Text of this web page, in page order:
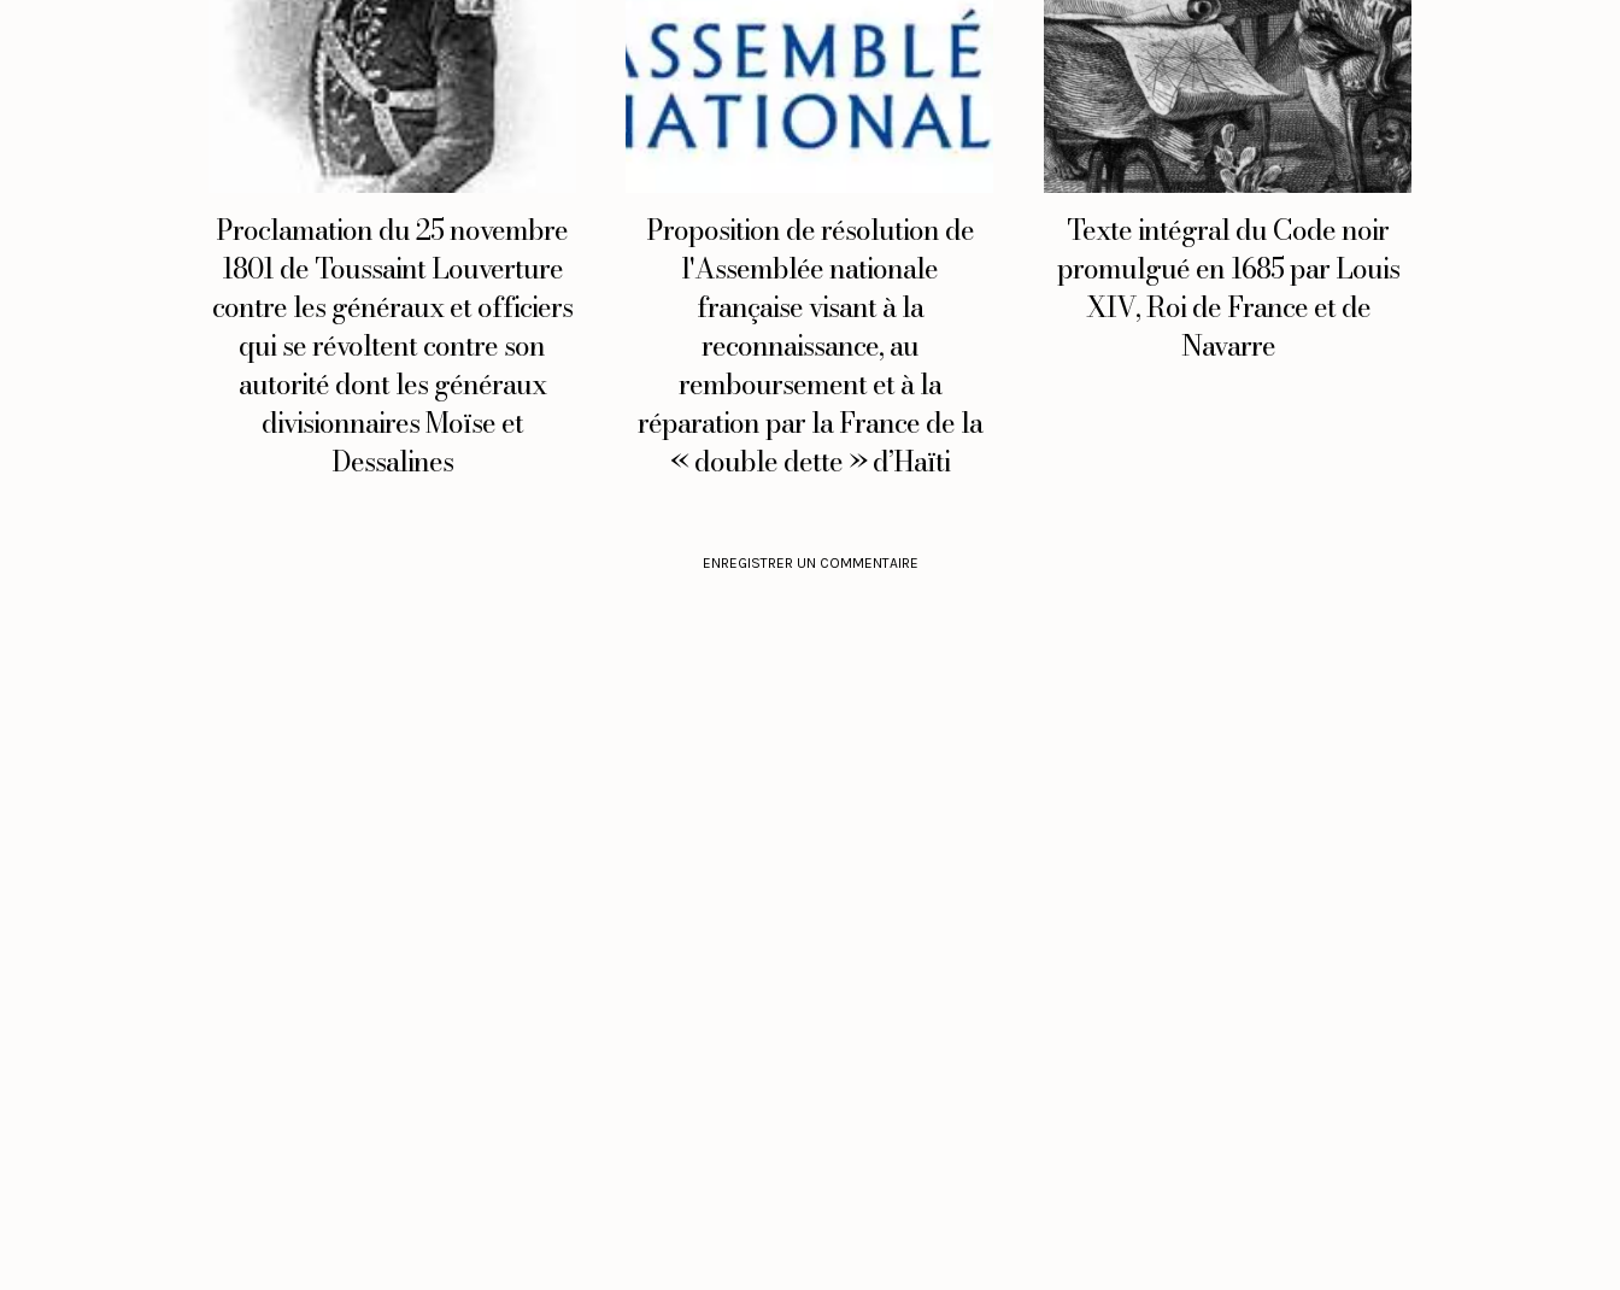
Proclamation du 25 novembre
1801 de Toussaint Louverture
contre les généraux et officiers
qui se révoltent contre son
autorité dont les généraux
divisionnaires Moïse et
Dessalines
Proposition de résolution de
l'Assemblée nationale
française visant à la
reconnaissance, au
remboursement et à la
réparation par la France de la
« double dette » d’Haïti
Texte intégral du Code noir
promulgué en 1685 par Louis
XIV, Roi de France et de
Navarre
ENREGISTRER UN COMMENTAIRE